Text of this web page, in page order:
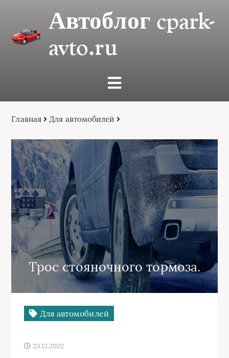
Автоблог cpark-
avto.ru
Главная Для автомобилей
Трос стояночного тормоза.
Для автомобилей
23.12.2022